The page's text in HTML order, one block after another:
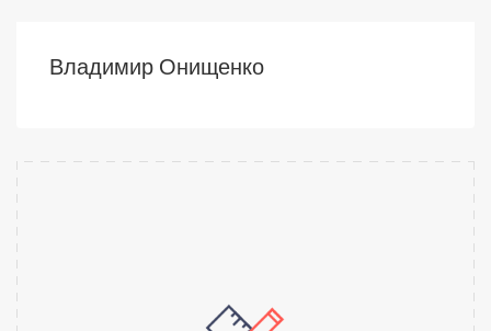
Владимир Онищенко